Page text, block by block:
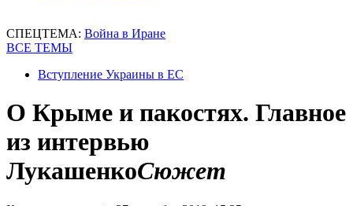
СПЕЦТЕМА: Война в Иране
ВСЕ ТЕМЫ
Вступление Украины в ЕС
О Крыме и пакостях. Главное
из интервью
ЛукашенкоСюжет